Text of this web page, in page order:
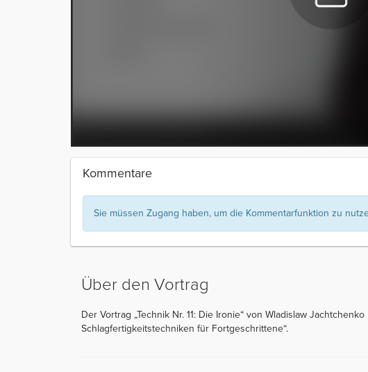
Kommentare
Sie müssen Zugang haben, um die Kommentarfunktion zu
Über den Vortrag
Der Vortrag „Technik Nr. 11: Die Ironie“ von Wladislaw
Schlagfertigkeitstechniken für Fortgeschrittene“.